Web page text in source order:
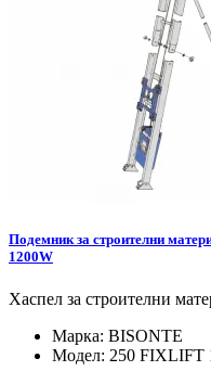
Подемник за строителни
1200W
Хаспел за строителни
Марка: BISONTE
Модел: 250 FIXLIFT